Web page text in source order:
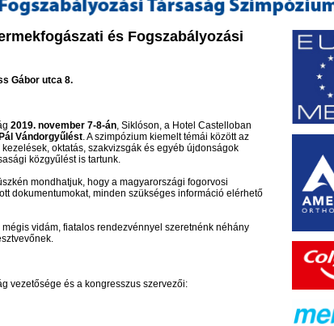
és Fogszabályozási
Gábor utca 8.
2019. november 7-8-án, Siklóson, a Hotel Castelloban
Vándorgyűlést. A szimpózium kiemelt témái között az
oktatás, szakvizsgák és egyéb újdonságok
közgyűlést is tartunk.
mondhatjuk, hogy a magyarországi fogorvosi
dokumentumokat, minden szükséges információ elérhető
vidám, fiatalos rendezvénnyel szeretnénk néhány
vezetősége és a kongresszus szervezői: